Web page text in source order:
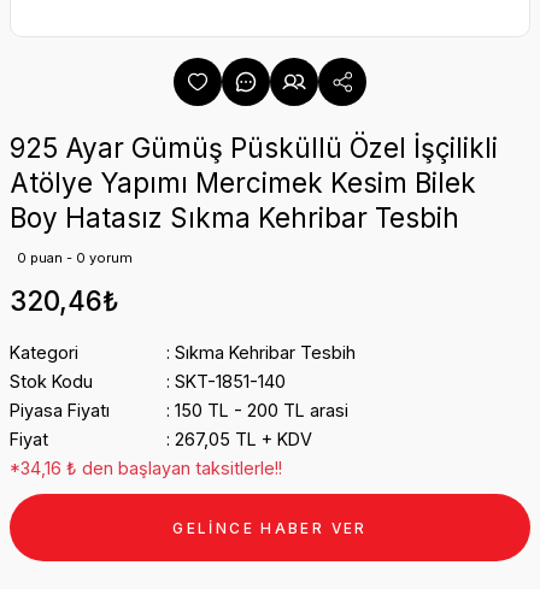
925 Ayar Gümüş Püsküllü Özel İşçilikli
Atölye Yapımı Mercimek Kesim Bilek
Boy Hatasız Sıkma Kehribar Tesbih
0 puan - 0 yorum
320,46₺
Kategori
Sıkma Kehribar Tesbih
Stok Kodu
SKT-1851-140
Piyasa Fiyatı
150 TL - 200 TL arasi
Fiyat
267,05 TL + KDV
*34,16 ₺ den başlayan taksitlerle!!
GELİNCE HABER VER